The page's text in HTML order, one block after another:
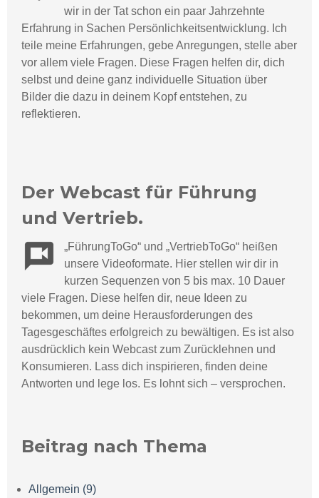
wir in der Tat schon ein paar Jahrzehnte
Erfahrung in Sachen Persönlichkeitsentwicklung. Ich
teile meine Erfahrungen, gebe Anregungen, stelle aber
vor allem viele Fragen. Diese Fragen helfen dir, dich
selbst und deine ganz individuelle Situation über
Bilder die dazu in deinem Kopf entstehen, zu
reflektieren.
Der Webcast für Führung
und Vertrieb.
„FührungToGo“ und „VertriebToGo“ heißen
unsere Videoformate. Hier stellen wir dir in
kurzen Sequenzen von 5 bis max. 10 Dauer
viele Fragen. Diese helfen dir, neue Ideen zu
bekommen, um deine Herausforderungen des
Tagesgeschäftes erfolgreich zu bewältigen. Es ist also
ausdrücklich kein Webcast zum Zurücklehnen und
Konsumieren. Lass dich inspirieren, finden deine
Antworten und lege los. Es lohnt sich – versprochen.
Beitrag nach Thema
Allgemein (9)